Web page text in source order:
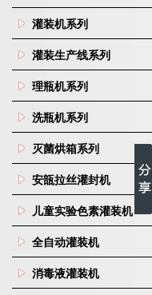
灌装机系列
灌装生产线系列
理瓶机系列
洗瓶机系列
灭菌烘箱系列
安瓿拉丝灌封机
儿童实验色素灌装机
全自动灌装机
消毒液灌装机